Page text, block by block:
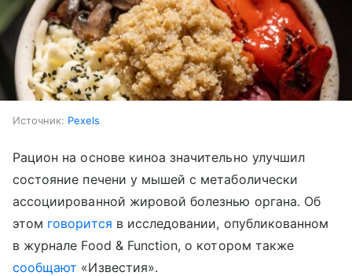
Источник: Pexels
Рацион на основе киноа значительно улучшил
состояние печени у мышей с метаболически
ассоциированной жировой болезнью органа. Об
этом говорится в исследовании, опубликованном
в журнале Food & Function, о котором также
сообщают «Известия».